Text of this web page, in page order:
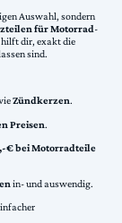
Auswahl, sondern
für Motorrad-
hilft dir, exakt die
sind.
Zündkerzen.
Preisen.
€ bei Motorradteile
in- und auswendig.